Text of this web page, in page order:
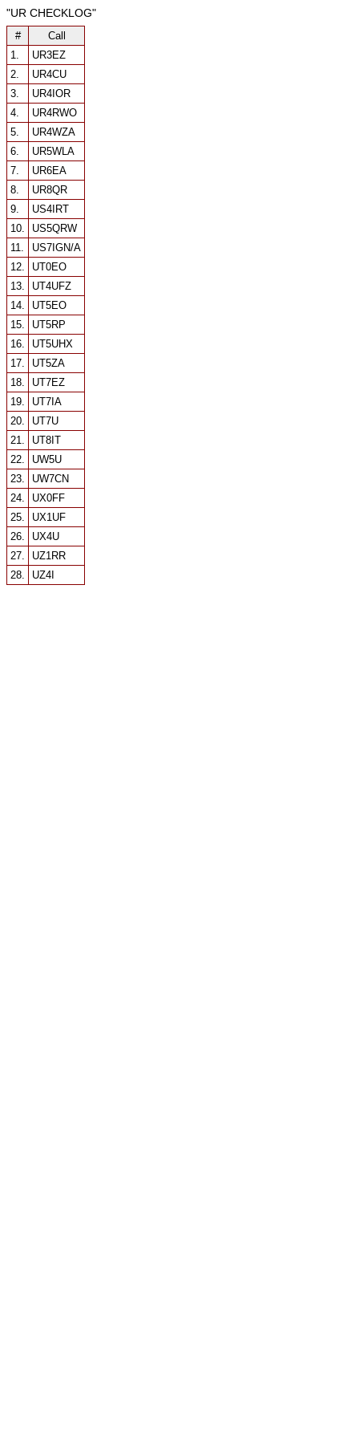
"UR CHECKLOG"
#
Call
1.
UR3EZ
2.
UR4CU
3.
UR4IOR
4.
UR4RWO
5.
UR4WZA
6.
UR5WLA
7.
UR6EA
8.
UR8QR
9.
US4IRT
10.
US5QRW
11.
US7IGN/A
12.
UT0EO
13.
UT4UFZ
14.
UT5EO
15.
UT5RP
16.
UT5UHX
17.
UT5ZA
18.
UT7EZ
19.
UT7IA
20.
UT7U
21.
UT8IT
22.
UW5U
23.
UW7CN
24.
UX0FF
25.
UX1UF
26.
UX4U
27.
UZ1RR
28.
UZ4I